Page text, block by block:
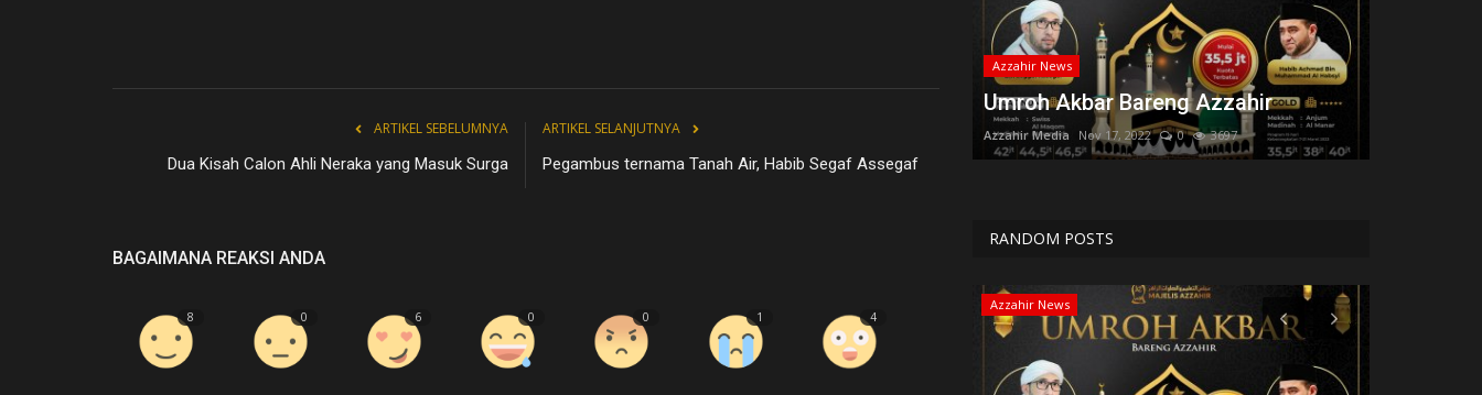
ARTIKEL SEBELUMNYA
Dua Kisah Calon Ahli Neraka yang Masuk Surga
ARTIKEL SELANJUTNYA
Pegambus ternama Tanah Air, Habib Segaf Assegaf
BAGAIMANA REAKSI ANDA
8 0 6 0 0 1 4
Azzahir News
Umroh Akbar Bareng Azzahir
Azzahir Media Nov 17, 2022 0 3697
RANDOM POSTS
Qosidah